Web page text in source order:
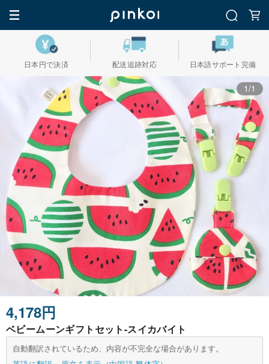
日本円で決済 配送追跡対応 日本語サポート完備
1/1
4,178円
ベビームーンギフトセット-スイカバイト
自動翻訳されているため、内容が不完全な場合があります。